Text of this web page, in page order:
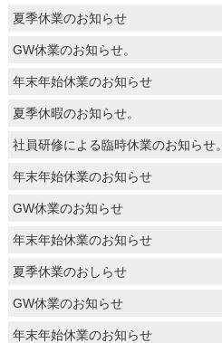
夏季休業のお知らせ
GW休業のお知らせ。
年末年始休業のお知らせ
夏季休暇のお知らせ。
社員研修による臨時休業のお知らせ。
年末年始休業のお知らせ
GW休業のお知らせ
年末年始休業のお知らせ
夏季休業のおしらせ
GW休業のお知らせ
年末年始休業のお知らせ